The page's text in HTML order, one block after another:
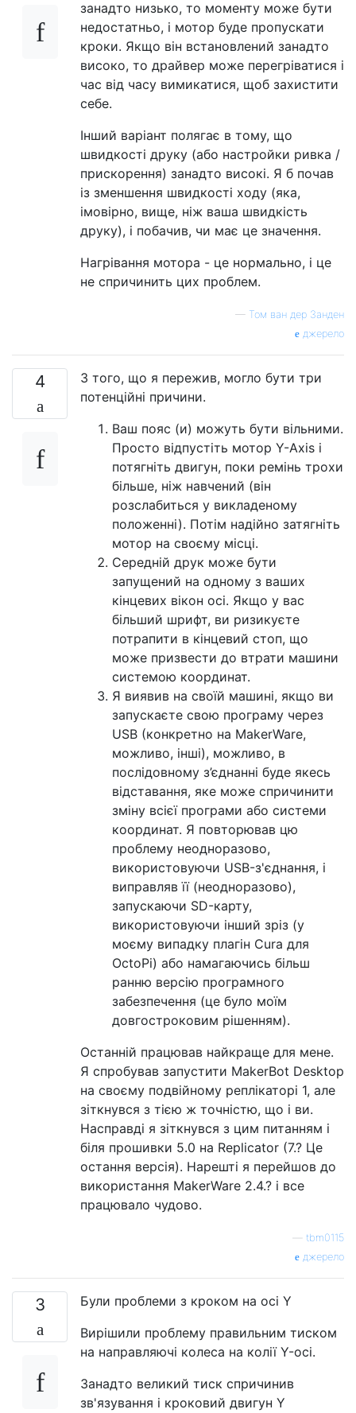
занадто низько, то моменту може бути
недостатньо, і мотор буде пропускати
кроки. Якщо він встановлений занадто
високо, то драйвер може перегріватися і
час від часу вимикатися, щоб захистити
себе.
Інший варіант полягає в тому, що
швидкості друку (або настройки ривка /
прискорення) занадто високі. Я б почав
із зменшення швидкості ходу (яка,
імовірно, вище, ніж ваша швидкість
друку), і побачив, чи має це значення.
Нагрівання мотора - це нормально, і це
не спричинить цих проблем.
— Том ван дер Занден
джерело
4
З того, що я пережив, могло бути три
потенційні причини.
Ваш пояс (и) можуть бути вільними.
Просто відпустіть мотор Y-Axis і
потягніть двигун, поки ремінь трохи
більше, ніж навчений (він
розслабиться у викладеному
положенні). Потім надійно затягніть
мотор на своєму місці.
Середній друк може бути
запущений на одному з ваших
кінцевих вікон осі. Якщо у вас
більший шрифт, ви ризикуєте
потрапити в кінцевий стоп, що
може призвести до втрати машини
системою координат.
Я виявив на своїй машині, якщо ви
запускаєте свою програму через
USB (конкретно на MakerWare,
можливо, інші), можливо, в
послідовному з’єднанні буде якесь
відставання, яке може спричинити
зміну всієї програми або системи
координат. Я повторював цю
проблему неодноразово,
використовуючи USB-з'єднання, і
виправляв її (неодноразово),
запускаючи SD-карту,
використовуючи інший зріз (у
моєму випадку плагін Cura для
OctoPi) або намагаючись більш
ранню версію програмного
забезпечення (це було моїм
довгостроковим рішенням).
Останній працював найкраще для мене.
Я спробував запустити MakerBot Desktop
на своєму подвійному реплікаторі 1, але
зіткнувся з тією ж точністю, що і ви.
Насправді я зіткнувся з цим питанням і
біля прошивки 5.0 на Replicator (7.? Це
остання версія). Нарешті я перейшов до
використання MakerWare 2.4.? і все
працювало чудово.
tbm0115
джерело
3
Були проблеми з кроком на осі Y
Вирішили проблему правильним тиском
на направляючі колеса на колії Y-осі.
Занадто великий тиск спричинив
зв'язування і кроковий двигун Y